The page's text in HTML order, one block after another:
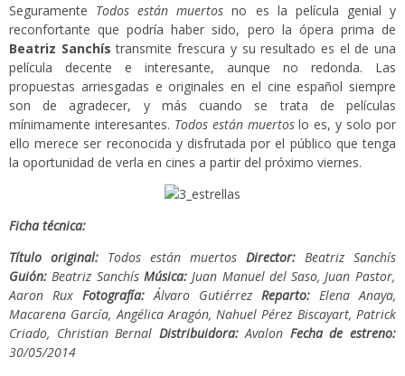
Seguramente Todos están muertos no es la película genial y
reconfortante que podría haber sido, pero la ópera prima de
Beatriz Sanchís transmite frescura y su resultado es el de una
película decente e interesante, aunque no redonda. Las
propuestas arriesgadas e originales en el cine español siempre
son de agradecer, y más cuando se trata de películas
mínimamente interesantes. Todos están muertoslo es, y solo por
ello merece ser reconocida y disfrutada por el público que tenga
la oportunidad de verla en cines a partir del próximo viernes.
Ficha técnica:
Título original: Todos están muertos Director: Beatriz Sanchís
Guión: Beatriz Sanchís Música:Juan Manuel del Saso, Juan Pastor,
Aaron Rux Fotografía: Álvaro Gutiérrez Reparto: Elena Anaya,
Macarena García, Angélica Aragón, Nahuel Pérez Biscayart, Patrick
Criado, Christian Bernal Distribuidora:Avalon Fecha de estreno:
30/05/2014